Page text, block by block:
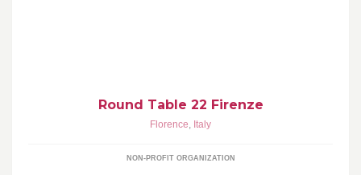
Round Table 22 Firenze
Florence, Italy
NON-PROFIT ORGANIZATION